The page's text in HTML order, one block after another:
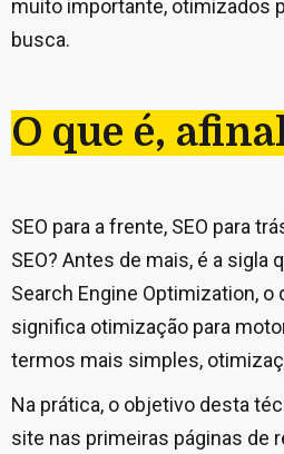
muito importante, otimizados
busca.
O que é,
SEO para a frente, SEO para
SEO? Antes de mais, é a sigla
Search Engine Optimization,
significa otimização para
termos mais simples,
Na prática, o objetivo desta
site nas primeiras páginas de